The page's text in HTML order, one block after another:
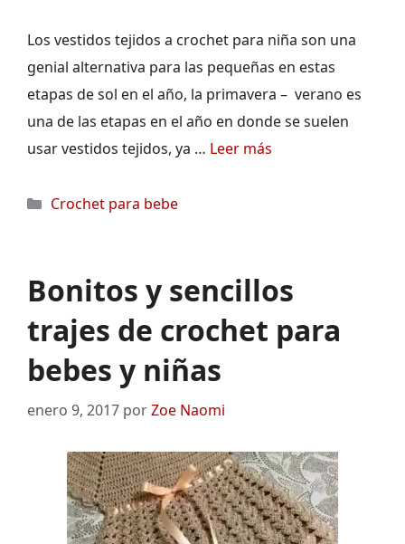
Los vestidos tejidos a crochet para niña son una
genial alternativa para las pequeñas en estas
etapas de sol en el año, la primavera – verano es
una de las etapas en el año en donde se suelen
usar vestidos tejidos, ya … Leer más
Categorías
Crochet para bebe
Bonitos y sencillos
trajes de crochet para
bebes y niñas
enero 9, 2017 porZoe Naomi